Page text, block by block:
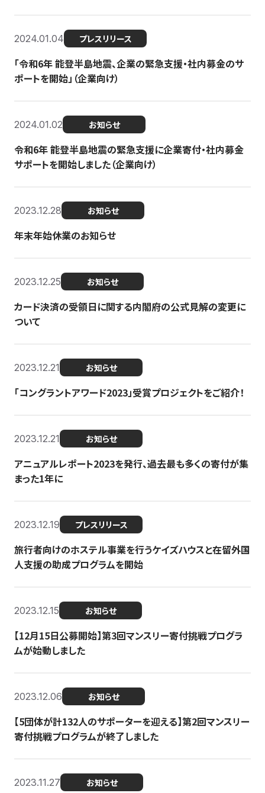
2024.01.04 プレスリリース
「令和6年 能登半島地震、企業の緊急支援・社内募金のサ
ポートを開始」（企業向け）
2024.01.02 お知らせ
令和6年 能登半島地震の緊急支援に企業寄付・社内募金
サポートを開始しました（企業向け）
2023.12.28 お知らせ
年末年始休業のお知らせ
2023.12.25 お知らせ
カード決済の受領日に関する内閣府の公式見解の変更に
ついて
2023.12.21 お知らせ
「コングラントアワード2023」受賞プロジェクトをご紹介！
2023.12.21 お知らせ
アニュアルレポート2023を発行、過去最も多くの寄付が集
まった1年に
2023.12.19 プレスリリース
旅行者向けのホステル事業を行うケイズハウスと在留外国
人支援の助成プログラムを開始
2023.12.15 お知らせ
【12月15日公募開始】第3回マンスリー寄付挑戦プログラ
ムが始動しました
2023.12.06 お知らせ
【5団体が計132人のサポーターを迎える】第2回マンスリー
寄付挑戦プログラムが終了しました
2023.11.27 お知らせ